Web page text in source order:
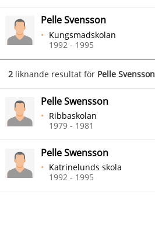
Pelle Svensson
Kungsmadskolan
1992 - 1995
2 liknande resultat för Pelle Svensson
Pelle Swensson
Ribbaskolan
1979 - 1981
Pelle Swensson
Katrinelunds skola
1992 - 1995